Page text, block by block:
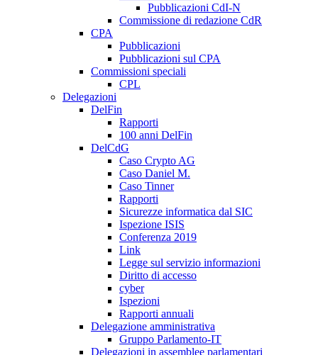
Pubblicazioni CdI-N
Commissione di redazione CdR
CPA
Pubblicazioni
Pubblicazioni sul CPA
Commissioni speciali
CPL
Delegazioni
DelFin
Rapporti
100 anni DelFin
DelCdG
Caso Crypto AG
Caso Daniel M.
Caso Tinner
Rapporti
Sicurezze informatica dal SIC
Ispezione ISIS
Conferenza 2019
Link
Legge sul servizio informazioni
Diritto di accesso
cyber
Ispezioni
Rapporti annuali
Delegazione amministrativa
Gruppo Parlamento-IT
Delegazioni in assemblee parlamentari